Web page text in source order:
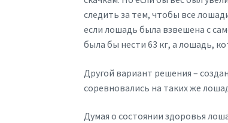
следить за тем, чтобы все
если лошадь была взвешена с
была бы нести 63 кг, а лошадь,
Другой вариант решения –
соревновались на таких же
Думая о состоянии здоровья